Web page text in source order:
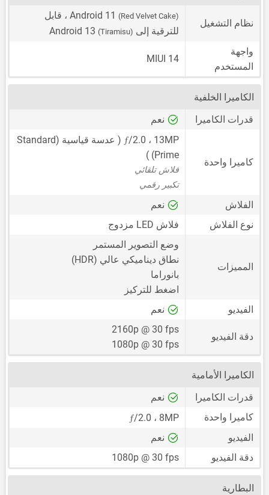
نظام التشغيل
Android 11 (Red Velvet Cake)
، قابل
للترقية إلى Android 13 (Tiramisu)
واجهة
المستخدم
MIUI 14
الكاميرا الخلفية
قدرات الكاميرا
نعم
كاميرا واحدة
13MP ، ƒ
/2.0 ( عدسة قياسية (Standard
Prime) )
فلاش تلقائي
تكبير رقمي
الفلاش
نعم
نوع الفلاش
فلاش LED مزدوج
المميزات
وضع التصوير المستمر
نطاق ديناميكي عالي (HDR)
بانوراما
اضغط للتركيز
الفيديو
نعم
دقة الفيديو
2160p @ 30 fps
1080p @ 30 fps
الكاميرا الأمامية
قدرات الكاميرا
نعم
كاميرا واحدة
8MP ، ƒ/2.0
الفيديو
نعم
دقة الفيديو
1080p @ 30 fps
البطارية